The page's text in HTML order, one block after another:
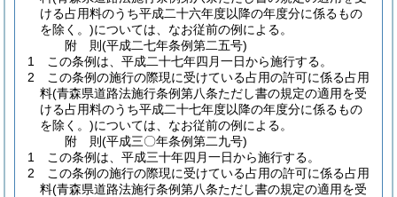
ける占用料のうち平成二十六年度以降の年度分に係るもの
を除く。)については、なお従前の例による。
附 則(平成二七年条例第二五号)
1
この条例は、平成二十七年四月一日から施行する。
2
この条例の施行の際現に受けている占用の許可に係る占用
料(青森県道路法施行条例第八条ただし書の規定の適用を受
ける占用料のうち平成二十七年度以降の年度分に係るもの
を除く。)については、なお従前の例による。
附 則(平成三〇年条例第二九号)
1
この条例は、平成三十年四月一日から施行する。
2
この条例の施行の際現に受けている占用の許可に係る占用
料(青森県道路法施行条例第八条ただし書の規定の適用を受